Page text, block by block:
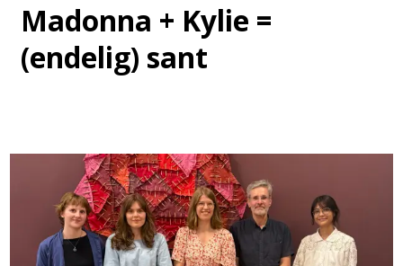
Madonna + Kylie =
(endelig) sant